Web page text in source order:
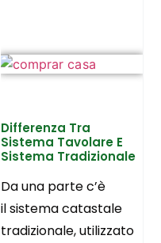
Differenza Tra
Sistema Tavolare E
Sistema Tradizionale
Da una parte c’è
il sistema catastale
tradizionale, utilizzato